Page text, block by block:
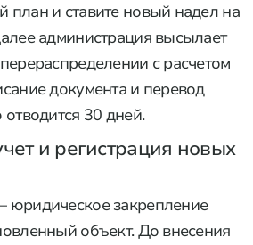
и ставите новый надел на
администрация высылает
с расчетом
документа и перевод
отводится 30 дней.
и регистрация новых
закрепление
объект. До внесения